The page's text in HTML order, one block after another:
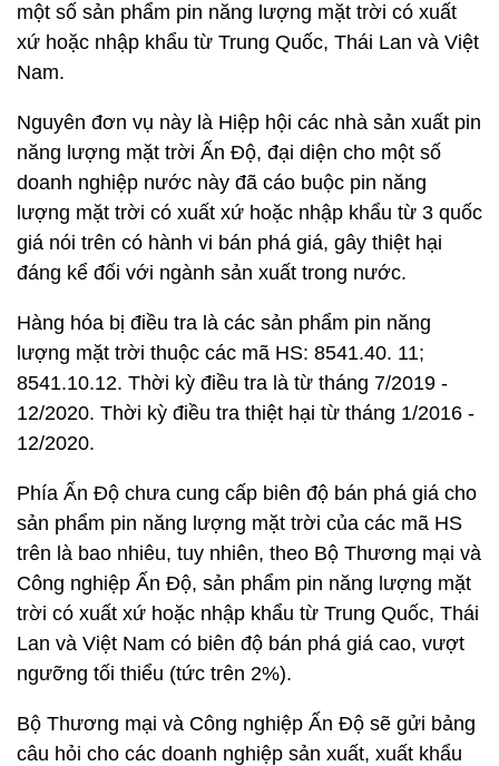
một số sản phẩm pin năng lượng mặt trời có xuất
xứ hoặc nhập khẩu từ Trung Quốc, Thái Lan và Việt
Nam.
Nguyên đơn vụ này là Hiệp hội các nhà sản xuất pin
năng lượng mặt trời Ấn Độ, đại diện cho một số
doanh nghiệp nước này đã cáo buộc pin năng
lượng mặt trời có xuất xứ hoặc nhập khẩu từ 3 quốc
giá nói trên có hành vi bán phá giá, gây thiệt hại
đáng kể đối với ngành sản xuất trong nước.
Hàng hóa bị điều tra là các sản phẩm pin năng
lượng mặt trời thuộc các mã HS: 8541.40. 11;
8541.10.12. Thời kỳ điều tra là từ tháng 7/2019 -
12/2020. Thời kỳ điều tra thiệt hại từ tháng 1/2016 -
12/2020.
Phía Ấn Độ chưa cung cấp biên độ bán phá giá cho
sản phẩm pin năng lượng mặt trời của các mã HS
trên là bao nhiêu, tuy nhiên, theo Bộ Thương mại và
Công nghiệp Ấn Độ, sản phẩm pin năng lượng mặt
trời có xuất xứ hoặc nhập khẩu từ Trung Quốc, Thái
Lan và Việt Nam có biên độ bán phá giá cao, vượt
ngưỡng tối thiểu (tức trên 2%).
Bộ Thương mại và Công nghiệp Ấn Độ sẽ gửi bảng
câu hỏi cho các doanh nghiệp sản xuất, xuất khẩu